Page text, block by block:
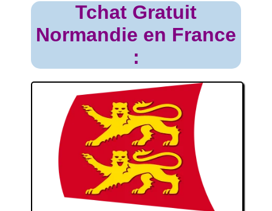
Tchat Gratuit
Normandie en France
: